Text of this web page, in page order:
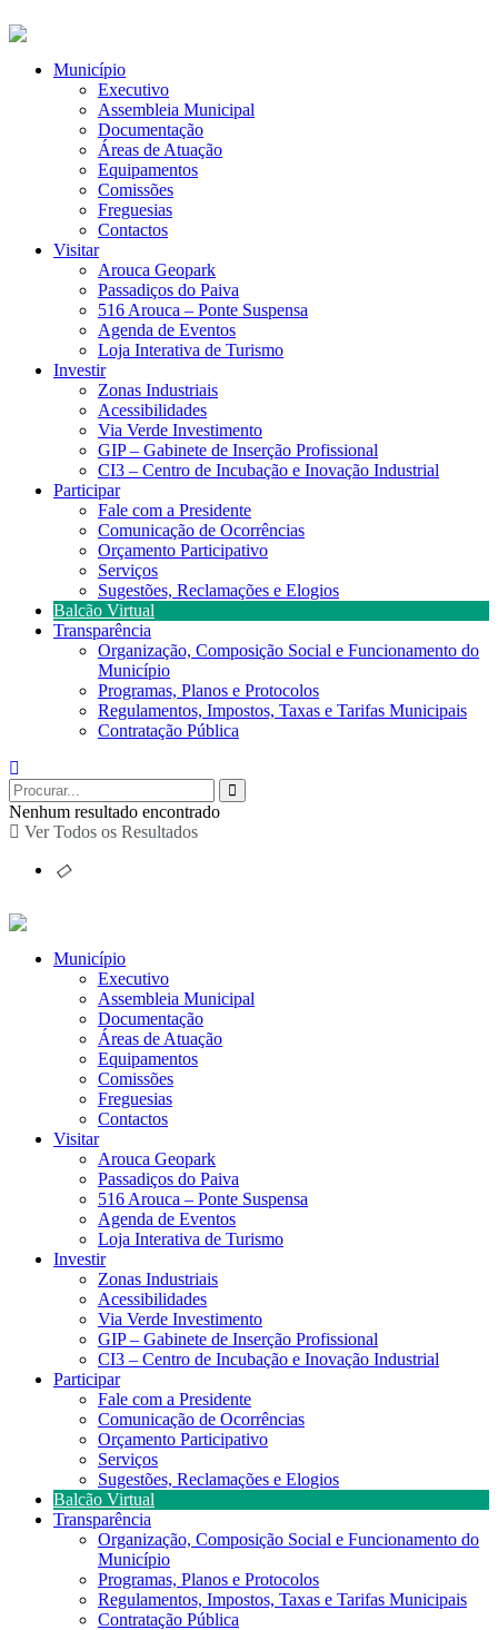
Município
Executivo
Assembleia Municipal
Documentação
Áreas de Atuação
Equipamentos
Comissões
Freguesias
Contactos
Visitar
Arouca Geopark
Passadiços do Paiva
516 Arouca – Ponte Suspensa
Agenda de Eventos
Loja Interativa de Turismo
Investir
Zonas Industriais
Acessibilidades
Via Verde Investimento
GIP – Gabinete de Inserção Profissional
CI3 – Centro de Incubação e Inovação Industrial
Participar
Fale com a Presidente
Comunicação de Ocorrências
Orçamento Participativo
Serviços
Sugestões, Reclamações e Elogios
Balcão Virtual
Transparência
Organização, Composição Social e Funcionamento do
Município
Programas, Planos e Protocolos
Regulamentos, Impostos, Taxas e Tarifas Municipais
Contratação Pública
Nenhum resultado encontrado
Ver Todos os Resultados
Município
Executivo
Assembleia Municipal
Documentação
Áreas de Atuação
Equipamentos
Comissões
Freguesias
Contactos
Visitar
Arouca Geopark
Passadiços do Paiva
516 Arouca – Ponte Suspensa
Agenda de Eventos
Loja Interativa de Turismo
Investir
Zonas Industriais
Acessibilidades
Via Verde Investimento
GIP – Gabinete de Inserção Profissional
CI3 – Centro de Incubação e Inovação Industrial
Participar
Fale com a Presidente
Comunicação de Ocorrências
Orçamento Participativo
Serviços
Sugestões, Reclamações e Elogios
Balcão Virtual
Transparência
Organização, Composição Social e Funcionamento do
Município
Programas, Planos e Protocolos
Regulamentos, Impostos, Taxas e Tarifas Municipais
Contratação Pública